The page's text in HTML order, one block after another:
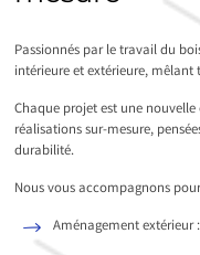
Passionnés par le travail du
intérieure et extérieure,
Chaque projet est une
réalisations sur-mesure,
durabilité.
Nous vous accompagnons
Aménagement extérieur